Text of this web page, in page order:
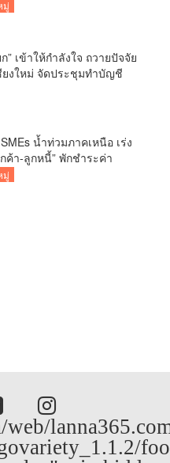
มู่
” เข้าให้กำลังใจ ถวายปัจจัย
ยงใหม่ จัดประชุมทำบัญชี
ายของวัด กว่า 300 รูป ที่วัด
น้ำท่วมภาคเหนือ เร่ง
กค้า-ลูกหนี้” พักชำระค่า
างวด
มู่
web/